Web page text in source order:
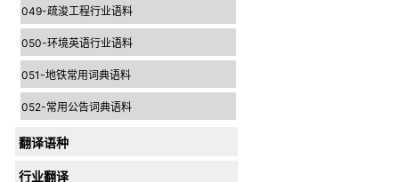
049-疏浚工程行业语料
050-环境英语行业语料
051-地铁常用词典语料
052-常用公告词典语料
翻译语种
行业翻译